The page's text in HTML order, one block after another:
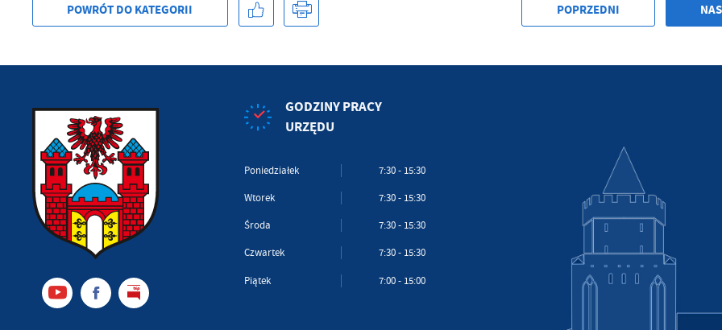
POWRÓT DO KATEGORII POPRZEDNI
GODZINY PRACY
URZĘDU
Poniedziałek 7:30 - 15:30
Wtorek 7:30 - 15:30
Środa 7:30 - 15:30
Czwartek 7:30 - 15:30
Piątek 7:00 - 15:00